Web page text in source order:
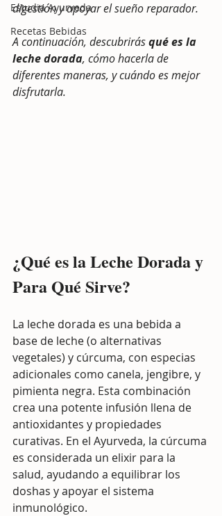
Estudia Ayurveda
Recetas Bebidas
digestión y apoyar el sueño reparador.
A continuación, descubrirás qué es la
leche dorada, cómo hacerla de
diferentes maneras, y cuándo es mejor
disfrutarla.
¿Qué es la Leche Dorada y
Para Qué Sirve?
La leche dorada es una bebida a
base de leche (o alternativas
vegetales) y cúrcuma, con especias
adicionales como canela, jengibre, y
pimienta negra. Esta combinación
crea una potente infusión llena de
antioxidantes y propiedades
curativas. En el Ayurveda, la cúrcuma
es considerada un elixir para la
salud, ayudando a equilibrar los
doshas y apoyar el sistema
inmunológico.